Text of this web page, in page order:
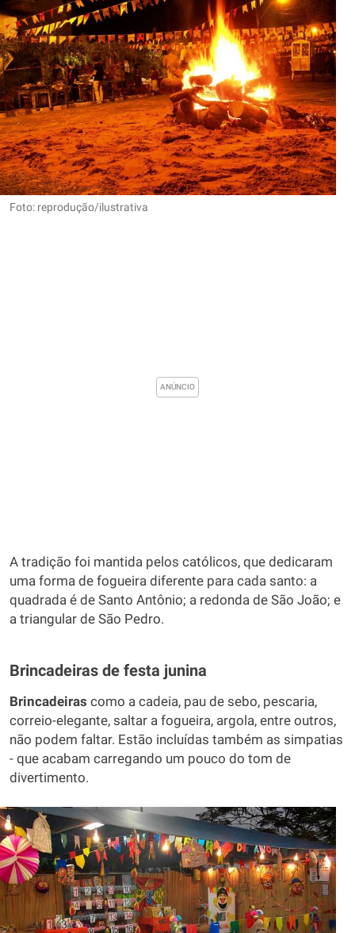
Foto: reprodução/ilustrativa
A tradição foi mantida pelos católicos, que dedicaram
uma forma de fogueira diferente para cada santo: a
quadrada é de Santo Antônio; a redonda de São João; e
a triangular de São Pedro.
Brincadeiras de festa junina
Brincadeiras como a cadeia, pau de sebo, pescaria,
correio-elegante, saltar a fogueira, argola, entre outros,
não podem faltar. Estão incluídas também as simpatias
- que acabam carregando um pouco do tom de
divertimento.